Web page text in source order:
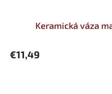
Keramická váza
€11,49